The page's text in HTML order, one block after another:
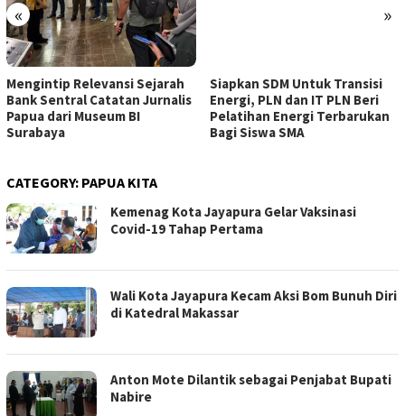
« »
Mengintip Relevansi Sejarah
Bank Sentral Catatan Jurnalis
Papua dari Museum BI
Surabaya
Siapkan SDM Untuk Transisi
Energi, PLN dan IT PLN Beri
Pelatihan Energi Terbarukan
Bagi Siswa SMA
CATEGORY: PAPUA KITA
Kemenag Kota Jayapura Gelar Vaksinasi
Covid-19 Tahap Pertama
Wali Kota Jayapura Kecam Aksi Bom Bunuh Diri
di Katedral Makassar
Anton Mote Dilantik sebagai Penjabat Bupati
Nabire